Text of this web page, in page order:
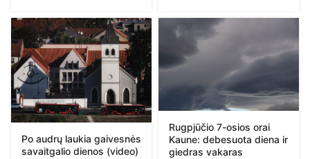
Po audrų laukia gaivesnės
savaitgalio dienos (video)
Rugpjūčio 7-osios orai
Kaune: debesuota diena ir
giedras vakaras